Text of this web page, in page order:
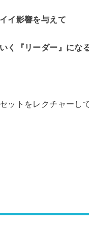
イ影響を与えて
く『リーダー』にな
ットをレクチャーし